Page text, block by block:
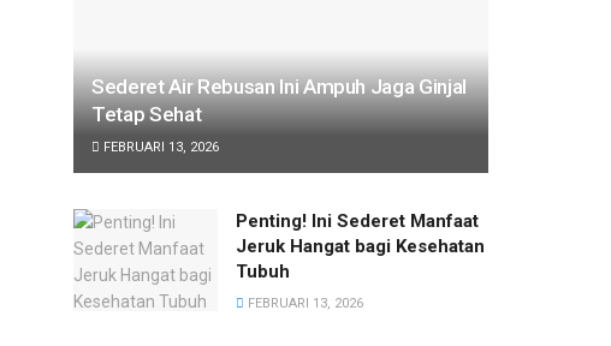
Sederet Air Rebusan Ini Ampuh Jaga Ginjal
Tetap Sehat
FEBRUARI 13, 2026
Penting! Ini Sederet Manfaat
Jeruk Hangat bagi Kesehatan
Tubuh
FEBRUARI 13, 2026